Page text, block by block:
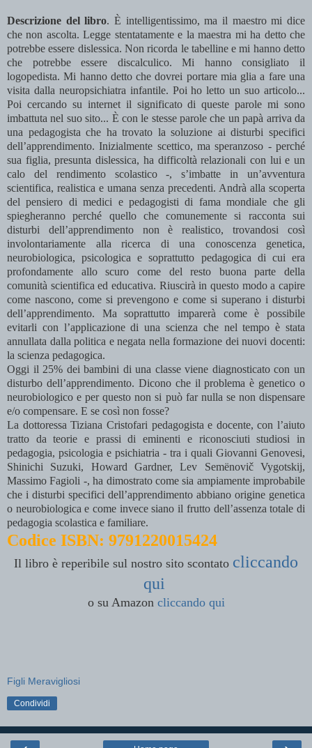
Descrizione del libro. È intelligentissimo, ma il maestro mi dice
che non ascolta. Legge stentatamente e la maestra mi ha detto che
potrebbe essere dislessica. Non ricorda le tabelline e mi hanno detto
che potrebbe essere discalculico. Mi hanno consigliato il
logopedista. Mi hanno detto che dovrei portare mia glia a fare una
visita dalla neuropsichiatra infantile. Poi ho letto un suo articolo...
Poi cercando su internet il significato di queste parole mi sono
imbattuta nel suo sito... È con le stesse parole che un papà arriva da
una pedagogista che ha trovato la soluzione ai disturbi specifici
dell’apprendimento. Inizialmente scettico, ma speranzoso - perché
sua figlia, presunta dislessica, ha difficoltà relazionali con lui e un
calo del rendimento scolastico -, s’imbatte in un’avventura
scientifica, realistica e umana senza precedenti. Andrà alla scoperta
del pensiero di medici e pedagogisti di fama mondiale che gli
spiegheranno perché quello che comunemente si racconta sui
disturbi dell’apprendimento non è realistico, trovandosi così
involontariamente alla ricerca di una conoscenza genetica,
neurobiologica, psicologica e soprattutto pedagogica di cui era
profondamente allo scuro come del resto buona parte della
comunità scientifica ed educativa. Riuscirà in questo modo a capire
come nascono, come si prevengono e come si superano i disturbi
dell’apprendimento. Ma soprattutto imparerà come è possibile
evitarli con l’applicazione di una scienza che nel tempo è stata
annullata dalla politica e negata nella formazione dei nuovi docenti:
la scienza pedagogica.
Oggi il 25% dei bambini di una classe viene diagnosticato con un
disturbo dell’apprendimento. Dicono che il problema è genetico o
neurobiologico e per questo non si può far nulla se non dispensare
e/o compensare. E se così non fosse?
La dottoressa Tiziana Cristofari pedagogista e docente, con l’aiuto
tratto da teorie e prassi di eminenti e riconosciuti studiosi in
pedagogia, psicologia e psichiatria - tra i quali Giovanni Genovesi,
Shinichi Suzuki, Howard Gardner, Lev Semënovič Vygotskij,
Massimo Fagioli -, ha dimostrato come sia ampiamente improbabile
che i disturbi specifici dell’apprendimento abbiano origine genetica
o neurobiologica e come invece siano il frutto dell’assenza totale di
pedagogia scolastica e familiare.
Codice ISBN: 9791220015424
Il libro è reperibile sul nostro sito scontato cliccando
qui
o su Amazon cliccando qui
Figli Meravigliosi
Condividi